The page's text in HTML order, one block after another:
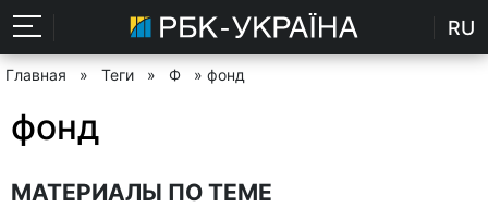
RU
Главная » Теги » Ф » фонд
фонд
МАТЕРИАЛЫ ПО ТЕМЕ